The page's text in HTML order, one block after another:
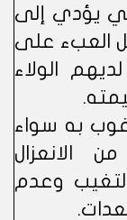
يؤدي إلى
العبء على
الولاء
به سواء
الانعزال
التغيب وعدم